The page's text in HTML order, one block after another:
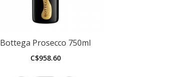
Bottega Prosecco 750ml
C$958.60